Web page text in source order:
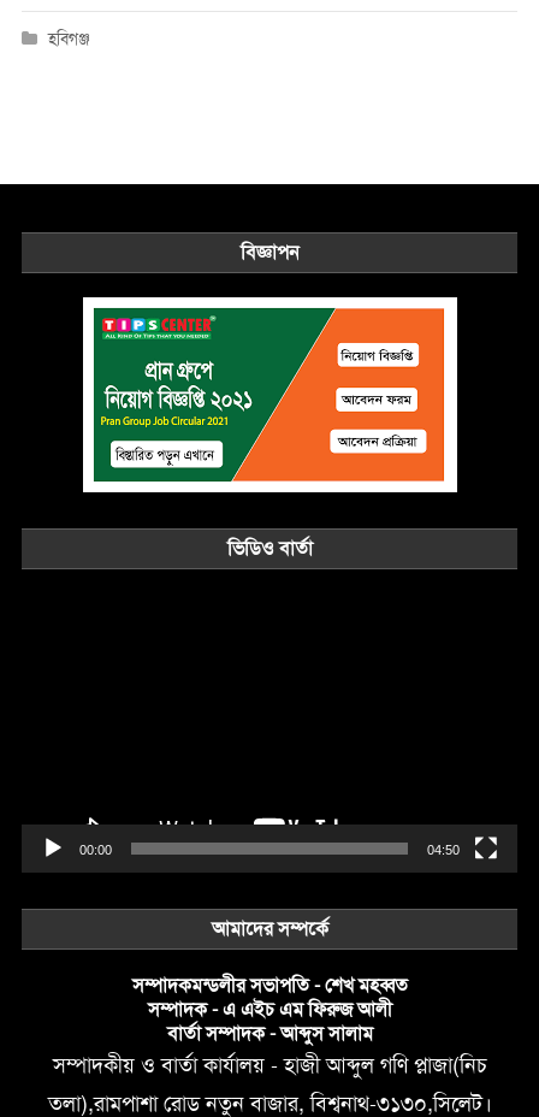
হবিগঞ্জ
বিজ্ঞাপন
ভিডিও বার্তা
00:00 04:50
আমাদের সম্পর্কে
সম্পাদকমন্ডলীর সভাপতি - শেখ মহব্বত
সম্পাদক - এ এইচ এম ফিরুজ আলী
বার্তা সম্পাদক - আব্দুস সালাম
সম্পাদকীয় ও বার্তা কার্যালয় - হাজী আব্দুল গণি প্লাজা(নিচ
তলা),রামপাশা রোড নতুন বাজার, বিশ্বনাথ-৩১৩০,সিলেট।